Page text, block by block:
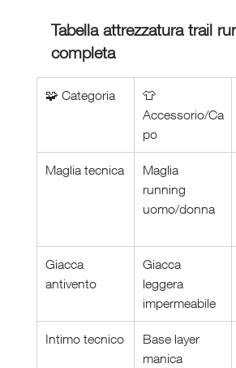
Tabella attrezzatura trail
completa
🧩 Categoria
👕
Accessorio/Ca
po
Maglia tecnica
Maglia
running
uomo/donna
Giacca
antivento
Giacca
leggera
impermeabile
Intimo tecnico
Base layer
manica